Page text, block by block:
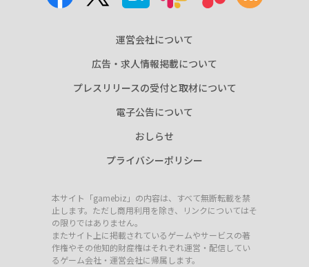
運営会社について
広告・求人情報掲載について
プレスリリースの受付と取材について
電子公告について
おしらせ
プライバシーポリシー
本サイト「gamebiz」の内容は、すべて無断転載を禁
止します。ただし商用利用を除き、リンクについてはそ
の限りではありません。
またサイト上に掲載されているゲームやサービスの著
作権やその他知的財産権はそれぞれ運営・配信してい
るゲーム会社・運営会社に帰属します。